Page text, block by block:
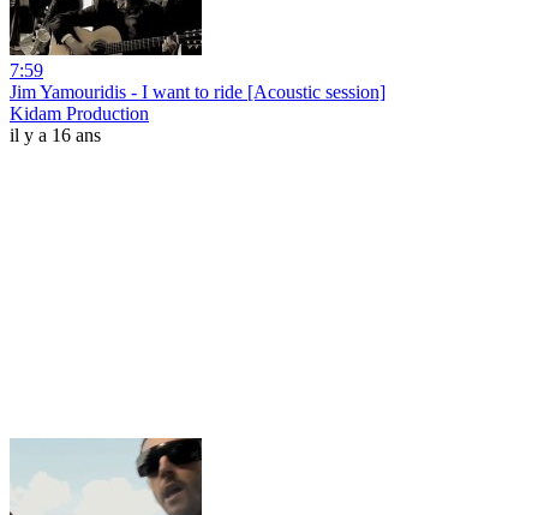
7:59
Jim Yamouridis - I want to ride [Acoustic session]
Kidam Production
il y a 16 ans